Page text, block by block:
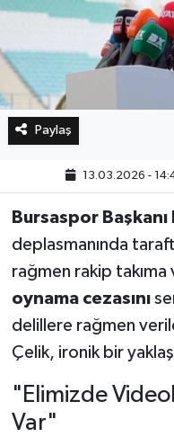
Paylaş
13.03.2026 -
Bursaspor Başkanı
deplasmanında
rağmen rakip takıma
oynama cezasını
delillere rağmen
Çelik, ironik bir
"Elimizde
Var"